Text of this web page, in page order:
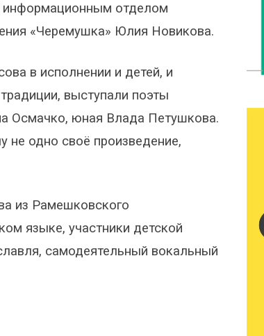
информационным отделом
«Черемушка» Юлия Новикова.
в исполнении и детей, и
выступали поэты
Осмачко, юная Влада Петушкова.
не одно своё произведение,
из Рамешковского
языке, участники детской
самодеятельный вокальный